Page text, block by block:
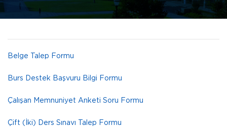
Belge Talep Formu
Burs Destek Başvuru Bilgi Formu
Çalışan Memnuniyet Anketi Soru Formu
Çift (İki) Ders Sınavı Talep Formu